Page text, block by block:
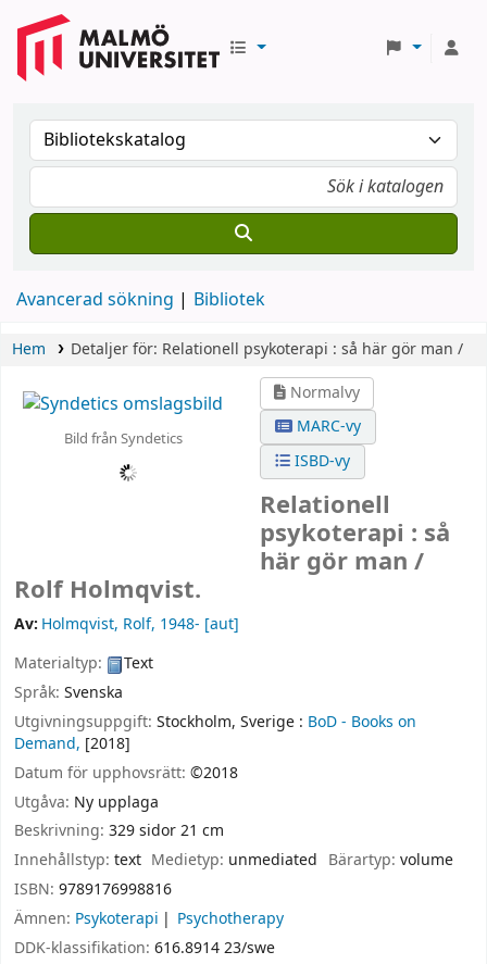
Avancerad sökning Bibliotek
Hem Detaljer för: Relationell psykoterapi : så här gör man /
Bild från Syndetics
Normalvy
MARC-vy
ISBD-vy
Relationell
psykoterapi : så
här gör man /
Rolf Holmqvist.
Av: Holmqvist, Rolf, 1948- [aut]
Materialtyp:
Text
Språk: Svenska
Utgivningsuppgift: Stockholm, Sverige : BoD - Books on
Demand, [2018]
Datum för upphovsrätt: ©2018
Utgåva: Ny upplaga
Beskrivning: 329 sidor 21 cm
Innehållstyp: text Medietyp: unmediated Bärartyp: volume
ISBN: 9789176998816
Ämnen: Psykoterapi
Psychotherapy
DDK-klassifikation: 616.8914 23/swe